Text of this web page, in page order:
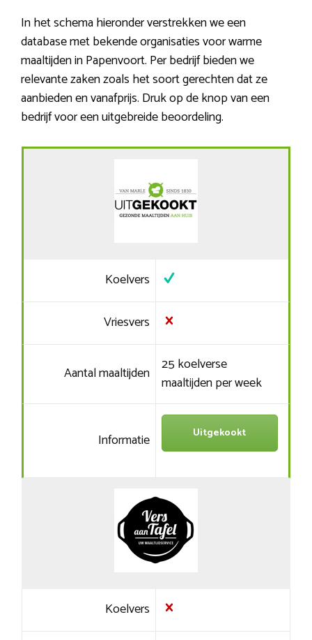
In het schema hieronder verstrekken we een
database met bekende organisaties voor warme
maaltijden in Papenvoort. Per bedrijf bieden we
relevante zaken zoals het soort gerechten dat ze
aanbieden en vanafprijs. Druk op de knop van een
bedrijf voor een uitgebreide beoordeling.
Koelvers
Vriesvers
Aantal maaltijden 25 koelverse
maaltijden per week
Informatie Uitgekookt
Koelvers